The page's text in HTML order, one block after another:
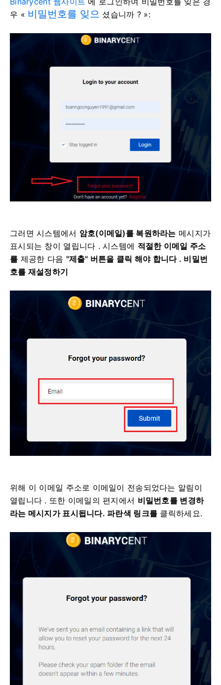
우 « 비밀번호를 잊으 셨습니까 ? »:
그러면 시스템에서 암호(이메일)를 복원하라는 메시지가
표시되는 창이 열립니다 .시스템에 적절한 이메일 주소
를 제공한 다음 "제출" 버튼을 클릭 해야 합니다 . 비밀번
호를 재설정하기
위해 이 이메일 주소로 이메일이 전송되었다는 알림이
열립니다 . 또한 이메일의 편지에서 비밀번호를 변경하
라는 메시지가 표시됩니다.파란색 링크를 클릭하세요.